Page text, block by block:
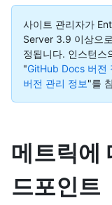
사이트 관리자가
Server 3.9 이상으
정됩니다. 인스턴스
"GitHub Docs 버전
버전 관리 정보"를
메트릭에
드포인트